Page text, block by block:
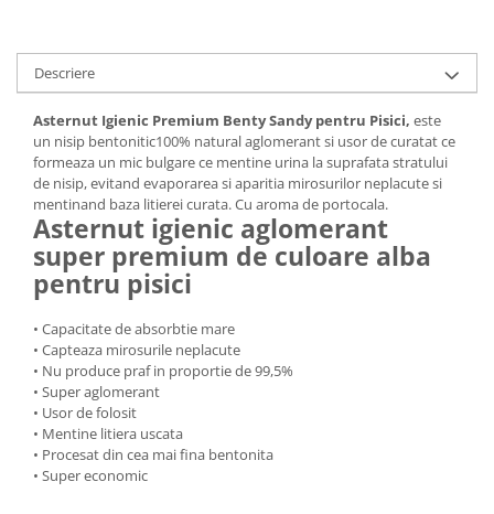
Descriere
Asternut Igienic Premium Benty Sandy pentru Pisici, este
un nisip bentonitic100% natural aglomerant si usor de curatat ce
formeaza un mic bulgare ce mentine urina la suprafata stratului
de nisip, evitand evaporarea si aparitia mirosurilor neplacute si
mentinand baza litierei curata. Cu aroma de portocala.
Asternut igienic aglomerant
super premium de culoare alba
pentru pisici
• Capacitate de absorbtie mare
• Capteaza mirosurile neplacute
• Nu produce praf in proportie de 99,5%
• Super aglomerant
• Usor de folosit
• Mentine litiera uscata
• Procesat din cea mai fina bentonita
• Super economic